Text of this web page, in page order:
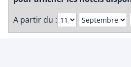
A partir du :